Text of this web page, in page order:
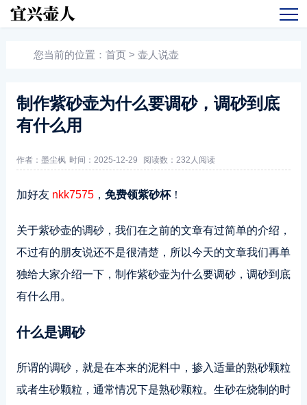
您当前的位置： 首页 > 壶人说壶
制作紫砂壶为什么要调砂，调砂到底
有什么用
作者：墨尘枫 时间：2025-12-29 阅读数： 232人阅读
加好友 nkk7575， 免费领紫砂杯！
关于紫砂壶的调砂，我们在之前的文章有过简单的介绍，
不过有的朋友说还不是很清楚，所以今天的文章我们再单
独给大家介绍一下，制作紫砂壶为什么要调砂，调砂到底
有什么用。
什么是调砂
所谓的调砂，就是在本来的泥料中，掺入适量的熟砂颗粒
或者生砂颗粒，通常情况下是熟砂颗粒。生砂在烧制的时